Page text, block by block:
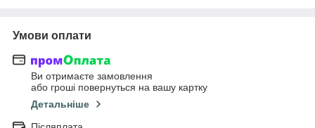
Умови оплати
Ви отримаєте замовлення
або гроші повернуться на вашу картку
Детальніше